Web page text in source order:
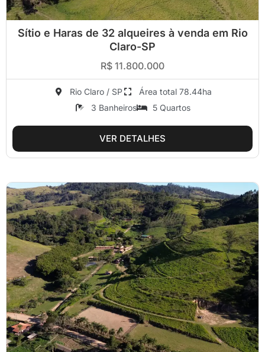
Sítio e Haras de 32 alqueires à venda em Rio
Claro-SP
R$ 11.800.000
Rio Claro / SP
Área total 78.44ha
3 Banheiros
5 Quartos
VER DETALHES